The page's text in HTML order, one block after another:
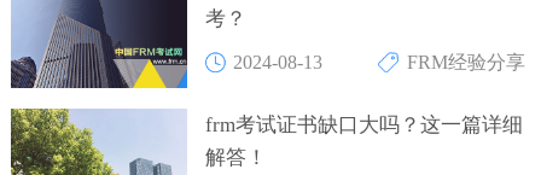
考？
2024-08-13 FRM经验分享
frm考试证书缺口大吗？这一篇详细
解答！